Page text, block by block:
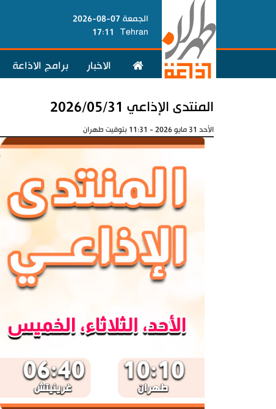
الجمعة 07-08-2026
Tehran
17:11
الاخبار برامج الاذاعة
المنتدى الإذاعي 2026/05/31
الأحد 31 مايو 2026 - 11:31 بتوقيت طهران